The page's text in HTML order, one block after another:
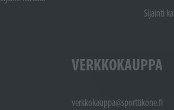
Sijainti
VERKKOKAUPPA
verkkokauppa@sporttikone.fi